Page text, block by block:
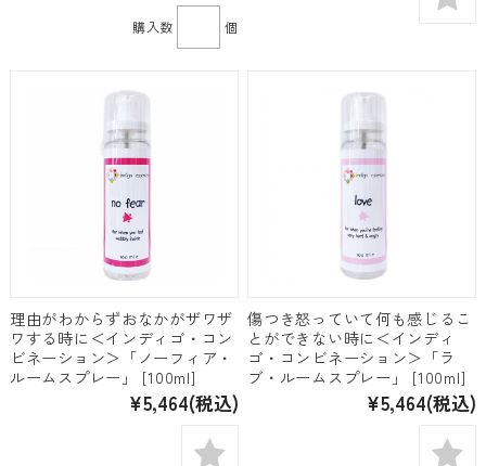
購入数 個
理由がわからずおなかがザワザ
ワする時に＜インディゴ・コン
ビネーション＞「ノーフィア・
ルームスプレー」 [100ml]
¥5,464(税込)
傷つき怒っていて何も感じるこ
とができない時に＜インディ
ゴ・コンビネーション＞「ラ
ブ・ルームスプレー」 [100ml]
¥5,464(税込)